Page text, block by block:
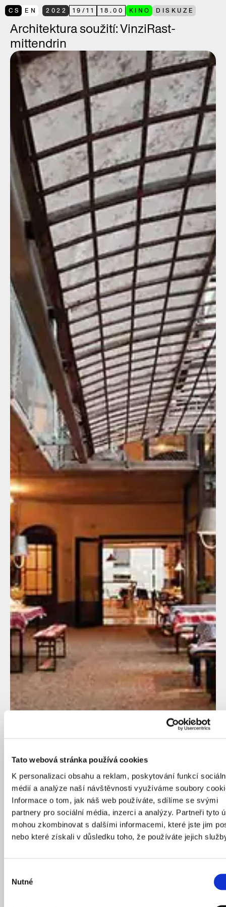
Tato webová stránka používá cookies
K personalizaci obsahu a reklam, poskytování funkcí
médií a analýze naší návštěvnosti využíváme soubory
Informace o tom, jak náš web používáte, sdílíme se svými
partnery pro sociální média, inzerci a analýzy. Partneři tyto
mohou zkombinovat s dalšími informacemi, které jste jim
nebo které získali v důsledku toho, že používáte jejich
souhlasu
Nutné
CS EN 2022 19 /11 18.00 KINO DISKUZE
Architektura soužití: VinziRast-
mittendrin
Třetí díl cyklu Architektura soužití představuje